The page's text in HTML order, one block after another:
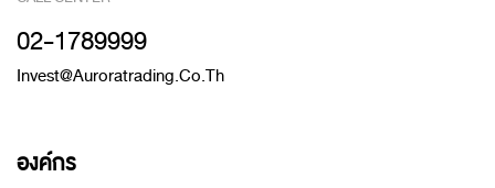
02-1789999
Invest@auroratrading.co.th
องค์กร